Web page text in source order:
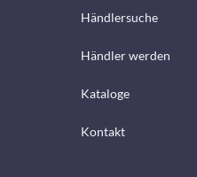
Händlersuche
Händler werden
Kataloge
Kontakt